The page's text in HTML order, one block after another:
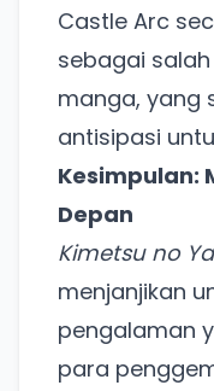
Castle Arc
sebagai
manga, yang
antisipasi
Kesimpulan:
Depan
Kimetsu no
menjanjikan
pengalaman
para
Ada
Khusus
Punya website
untuk
pakai